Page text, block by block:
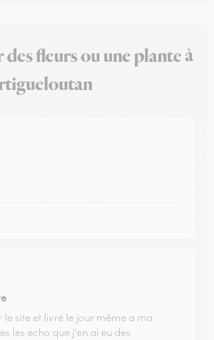
fleurs ou une plante à
site et livré le jour même a ma
les echo que j'en ai eu des